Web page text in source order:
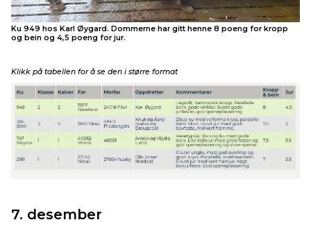
Ku 949 hos Karl Øygard. Dommerne har gitt henne 8 poeng for kropp
og bein og 4,5 poeng for jur.
Klikk på tabellen for å se den i større format
7. desember